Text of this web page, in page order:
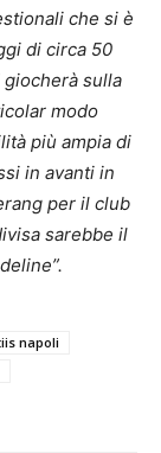
che si è
di circa 50
sulla
modo
più ampia di
in avanti in
per il club
sarebbe il
napoli